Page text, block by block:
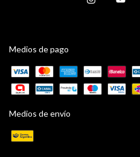
Medios de pago
Medios de envío